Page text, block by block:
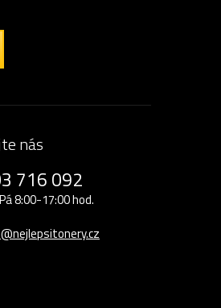
nás
716 092
8:00-17:00 hod.